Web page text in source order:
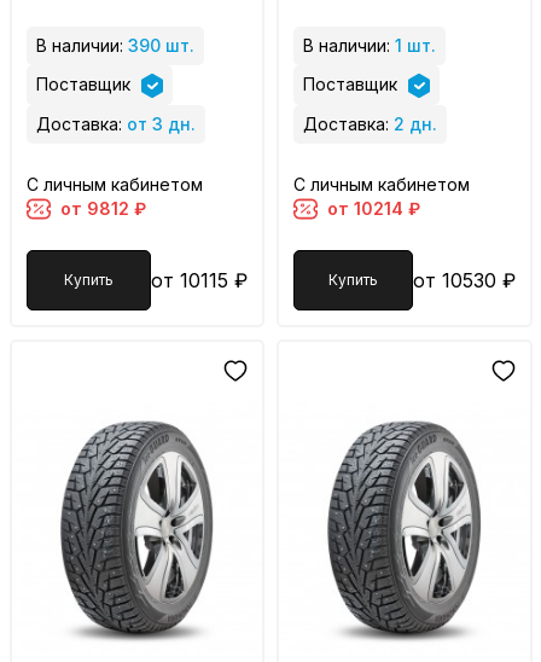
В наличии: 390 шт.
Поставщик
Доставка: от 3 дн.
С личным кабинетом
от 9812 ₽
Купить от 10115 ₽
В наличии: 1 шт.
Поставщик
Доставка: 2 дн.
С личным кабинетом
от 10214 ₽
Купить от 10530 ₽